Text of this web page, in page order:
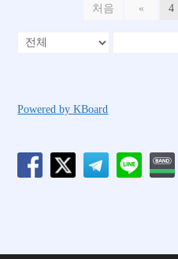
처음 « 4
Powered by KBoard